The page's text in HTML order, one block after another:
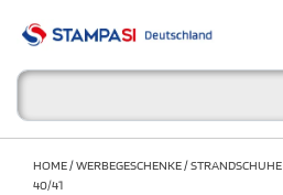
HOME/WERBEGESCHENKE/STRANDSCHUHE
0/41